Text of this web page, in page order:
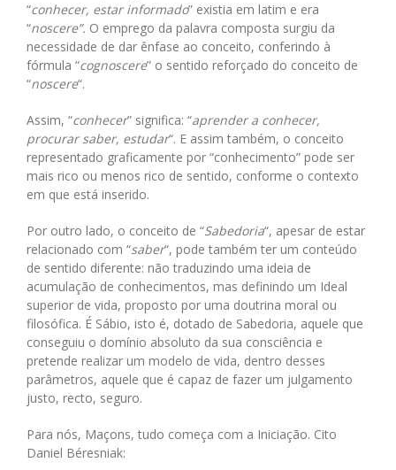
“conhecer, estar informado” existia em latim e era
“noscere”. O emprego da palavra composta surgiu da
necessidade de dar ênfase ao conceito, conferindo à
fórmula “cognoscere” o sentido reforçado do conceito de
“noscere“.
Assim, “conhecer” significa: “aprender a conhecer,
procurar saber, estudar“. E assim também, o conceito
representado graficamente por “conhecimento” pode ser
mais rico ou menos rico de sentido, conforme o contexto
em que está inserido.
Por outro lado, o conceito de “Sabedoria“, apesar de estar
relacionado com “saber“, pode também ter um conteúdo
de sentido diferente: não traduzindo uma ideia de
acumulação de conhecimentos, mas definindo um Ideal
superior de vida, proposto por uma doutrina moral ou
filosófica. É Sábio, isto é, dotado de Sabedoria, aquele que
conseguiu o domínio absoluto da sua consciência e
pretende realizar um modelo de vida, dentro desses
parâmetros, aquele que é capaz de fazer um julgamento
justo, recto, seguro.
Para nós, Maçons, tudo começa com a Iniciação. Cito
Daniel Béresniak: